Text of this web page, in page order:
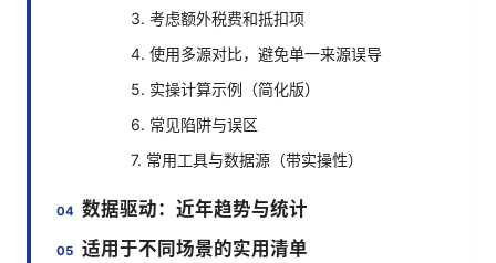
3. 考虑额外税费和抵扣项
4. 使用多源对比，避免单一来源误导
5. 实操计算示例（简化版）
6. 常见陷阱与误区
7. 常用工具与数据源（带实操性）
数据驱动：近年趋势与统计
适用于不同场景的实用清单